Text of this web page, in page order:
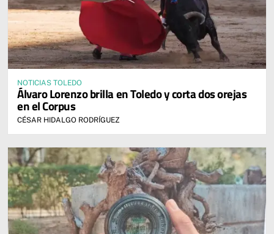
NOTICIAS TOLEDO
Álvaro Lorenzo brilla en Toledo y corta dos orejas
en el Corpus
CÉSAR HIDALGO RODRÍGUEZ